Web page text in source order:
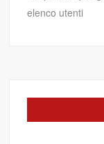
elenco utenti